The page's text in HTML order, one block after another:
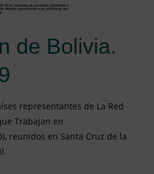
de Bolivia.
representantes de La Red
Trabajan en
reunidos en Santa Cruz de la